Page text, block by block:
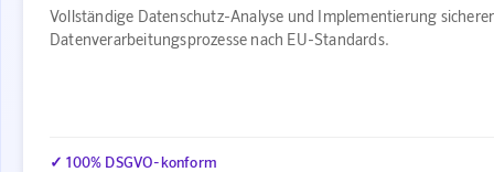
Vollständige Datenschutz-Analyse und Implementierung sicherer
Datenverarbeitungsprozesse nach EU-Standards.
✓ 100% DSGVO-konform